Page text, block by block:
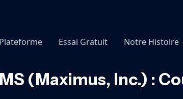
Plateforme
Essai Gratuit Notre Histoire
(Maximus, Inc.) :